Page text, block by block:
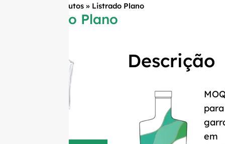
Produtos» Listrado Plano
Listrado Plano
Descrição
para
em